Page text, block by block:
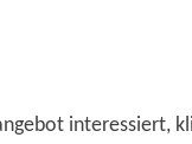
interessiert,